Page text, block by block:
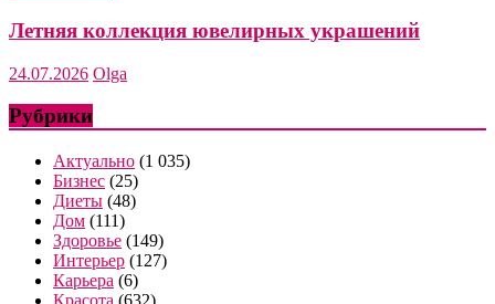
Летняя коллекция ювелирных украшений
24.07.2026 Olga
Рубрики
Актуально (1 035)
Бизнес (25)
Диеты (48)
Дом (111)
Здоровье (149)
Интерьер (127)
Карьера (6)